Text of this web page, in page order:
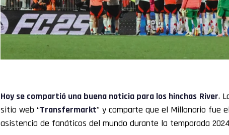
Hoy se compartió una buena noticia para los hinchas River.
sitio web “Transfermarkt” y comparte que el Millonario fue
asistencia de fanáticos del mundo durante la temporada